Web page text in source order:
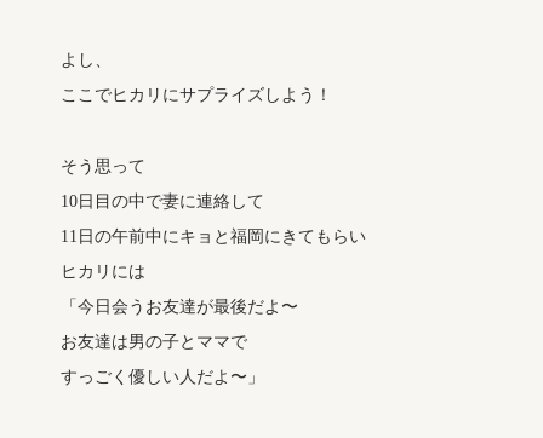
よし、
ここでヒカリにサプライズしよう！
そう思って
10日目の中で妻に連絡して
11日の午前中にキョと福岡にきてもらい
ヒカリには
「今日会うお友達が最後だよ〜
お友達は男の子とママで
すっごく優しい人だよ〜」